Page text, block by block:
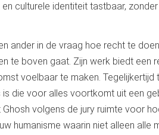
culturele identiteit tastbaar,
ander in de vraag hoe recht te
te boven gaat. Zijn werk biedt een
voelbaar te maken.
die voor alles voortkomt uit een
volgens de jury ruimte voor
humanisme waarin niet alleen alle